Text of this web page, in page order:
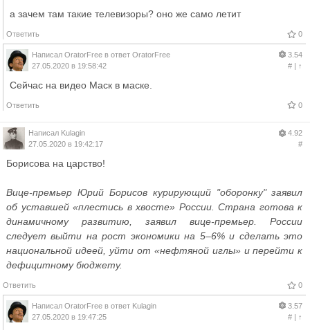
а зачем там такие телевизоры? оно же само летит
Ответить 0
Написал OratorFree в ответ OratorFree
27.05.2020 в 19:58:42
3.54
#| ↑
Сейчас на видео Маск в маске.
Ответить 0
Написал Kulagin
27.05.2020 в 19:42:17
4.92
#
Борисова на царство!
Вице-премьер Юрий Борисов курирующий "оборонку" заявил
об уставшей «плестись в хвосте» России. Страна готова к
динамичному развитию, заявил вице-премьер. России
следует выйти на рост экономики на 5–6% и сделать это
национальной идеей, уйти от «нефтяной иглы» и перейти к
дефицитному бюджету.
Ответить 0
Написал OratorFree в ответ Kulagin
27.05.2020 в 19:47:25
3.57
#| ↑